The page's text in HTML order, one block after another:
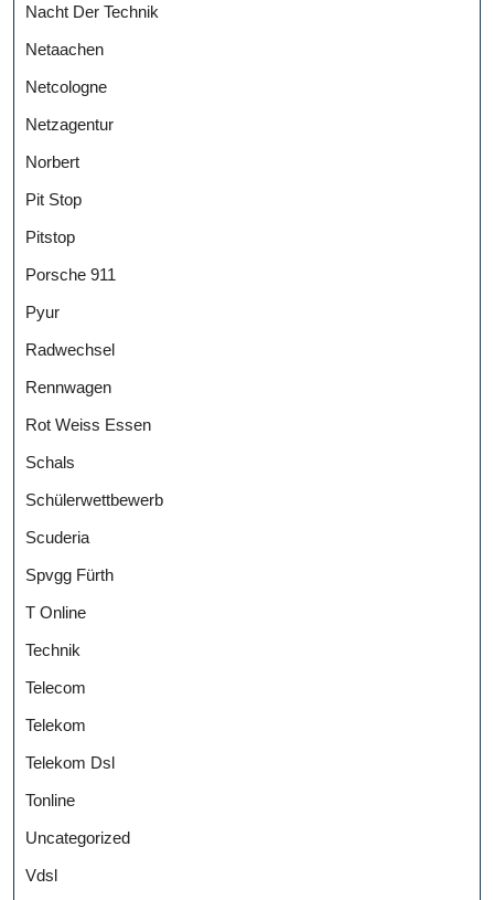
Nacht Der Technik
Netaachen
Netcologne
Netzagentur
Norbert
Pit Stop
Pitstop
Porsche 911
Pyur
Radwechsel
Rennwagen
Rot Weiss Essen
Schals
Schülerwettbewerb
Scuderia
Spvgg Fürth
T Online
Technik
Telecom
Telekom
Telekom Dsl
Tonline
Uncategorized
Vdsl